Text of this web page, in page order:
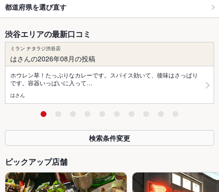
都道府県を選び直す
渋谷エリアの最新口コミ
ミラン ナタラジ渋谷店
はさんの2026年08月の投稿
ホウレン草！たっぷりなカレーです。スパイス効いて、後味はさっぱり
です。容器いっぱいに入って…
はさん
検索条件変更
ピックアップ店舗